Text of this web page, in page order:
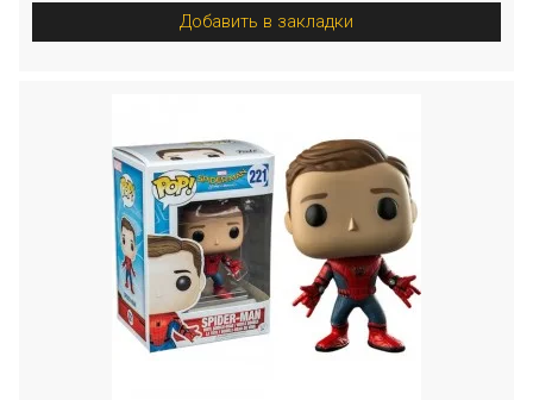
Добавить в закладки